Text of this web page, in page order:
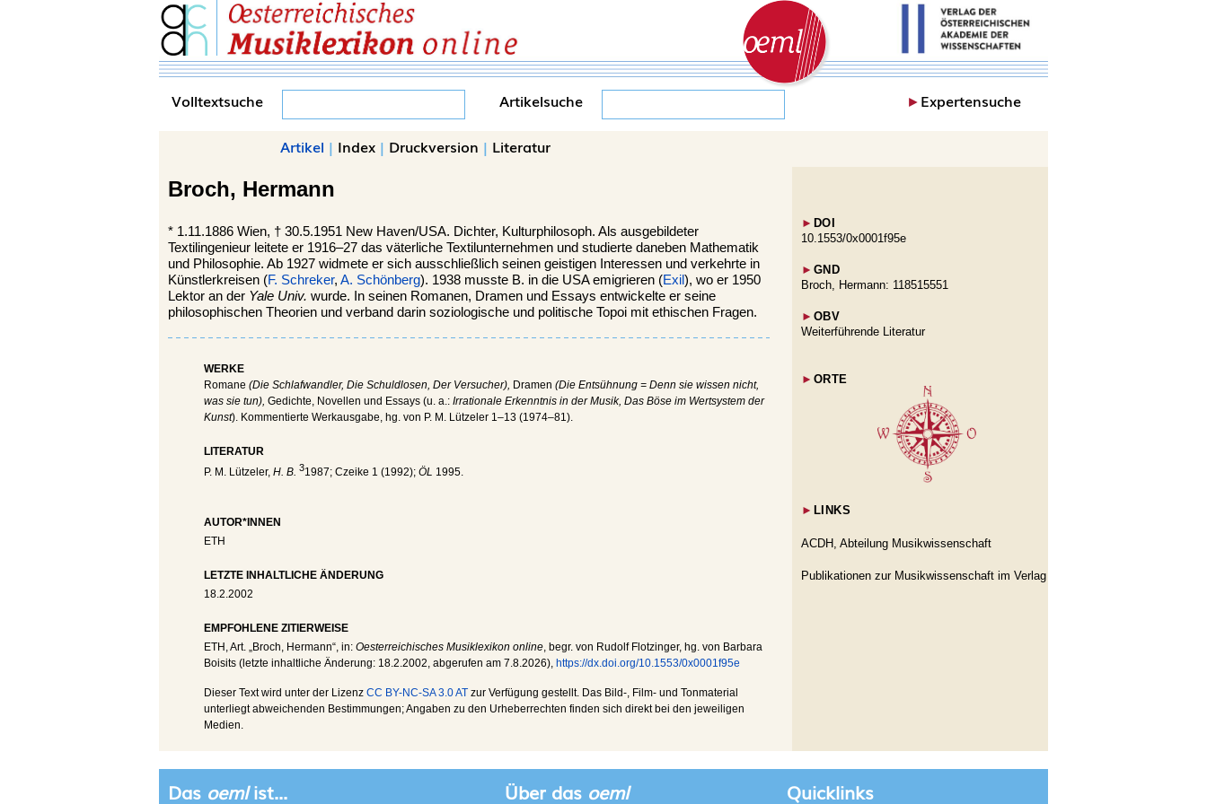
Volltextsuche Artikelsuche ►Expertensuche
Artikel | Index | Druckversion | Literatur
Broch, Hermann
* 1.11.1886 Wien, † 30.5.1951 New Haven/USA. Dichter, Kulturphilosoph. Als ausgebildeter
Textilingenieur leitete er 1916–27 das väterliche Textilunternehmen und studierte daneben Mathematik
und Philosophie. Ab 1927 widmete er sich ausschließlich seinen geistigen Interessen und verkehrte in
Künstlerkreisen (F. Schreker, A. Schönberg). 1938 musste B. in die USA emigrieren (Exil), wo er 1950
Lektor an der Yale Univ. wurde. In seinen Romanen, Dramen und Essays entwickelte er seine
philosophischen Theorien und verband darin soziologische und politische Topoi mit ethischen Fragen.
WERKE
Romane (Die Schlafwandler, Die Schuldlosen, Der Versucher), Dramen (Die Entsühnung = Denn sie wissen nicht,
was sie tun), Gedichte, Novellen und Essays (u. a.: Irrationale Erkenntnis in der Musik, Das Böse im Wertsystem der
Kunst). Kommentierte Werkausgabe, hg. von P. M. Lützeler 1–13 (1974–81).
LITERATUR
P. M. Lützeler, H. B. 31987; Czeike 1 (1992); ÖL 1995.
AUTOR*INNEN
ETH
LETZTE INHALTLICHE ÄNDERUNG
18.2.2002
EMPFOHLENE ZITIERWEISE
ETH , Art. „Broch, Hermann“, in: Oesterreichisches Musiklexikon online, begr. von Rudolf Flotzinger, hg. von Barbara
Boisits (letzte inhaltliche Änderung: 18.2.2002, abgerufen am 7.8.2026), https://dx.doi.org/10.1553/0x0001f95e
Dieser Text wird unter der Lizenz CC BY-NC-SA 3.0 AT zur Verfügung gestellt. Das Bild-, Film- und Tonmaterial
unterliegt abweichenden Bestimmungen; Angaben zu den Urheberrechten finden sich direkt bei den jeweiligen
Medien.
► DOI
10.1553/0x0001f95e
► GND
Broch, Hermann: 118515551
► OBV
Weiterführende Literatur
► ORTE
► LINKS
ACDH, Abteilung Musikwissenschaft
Publikationen zur Musikwissenschaft im Verlag
Das oemlist... Über das oeml Quicklinks